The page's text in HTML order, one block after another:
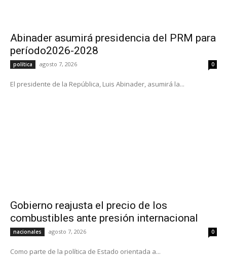
Abinader asumirá presidencia del PRM para
período2026-2028
política agosto 7, 2026 0
El presidente de la República, Luis Abinader, asumirá la...
Gobierno reajusta el precio de los
combustibles ante presión internacional
nacionales agosto 7, 2026 0
Como parte de la política de Estado orientada a...